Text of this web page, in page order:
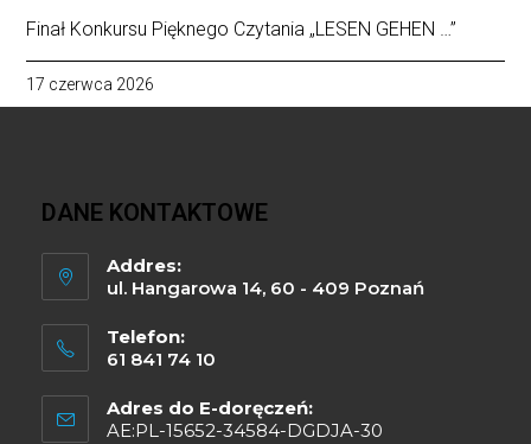
Finał Konkursu Pięknego Czytania „LESEN GEHEN …”
17 czerwca 2026
DANE KONTAKTOWE
Addres:
ul. Hangarowa 14, 60 - 409 Poznań
Telefon:
61 841 74 10
Adres do E-doręczeń:
AE:PL-15652-34584-DGDJA-30